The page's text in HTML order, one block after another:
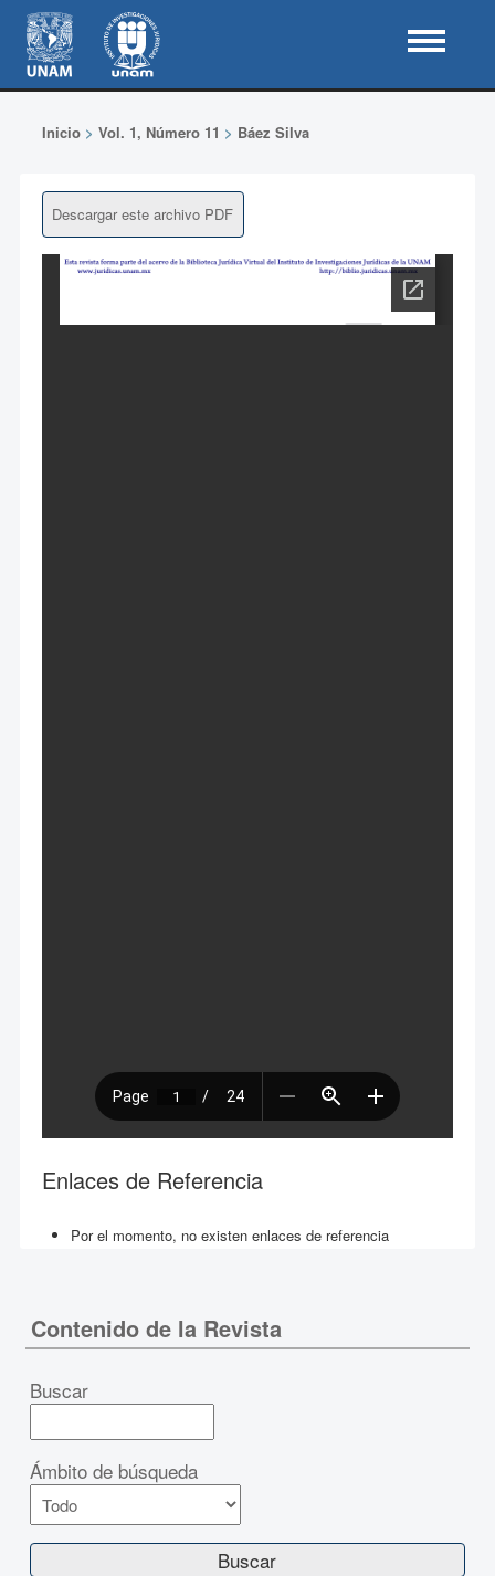
Inicio> Vol. 1, Número 11 > Báez Silva
Descargar este archivo PDF
Enlaces de Referencia
Por el momento, no existen enlaces de referencia
Contenido de la Revista
Buscar
Ámbito de búsqueda